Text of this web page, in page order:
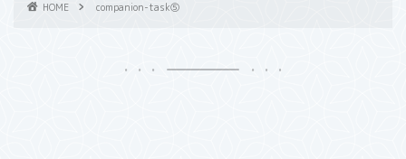
HOME companion-task⑤